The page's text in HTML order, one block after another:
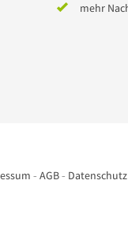
mehr
‐ AGB‐ Datenschutz